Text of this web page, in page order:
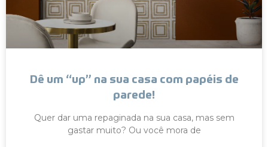
Dê um “up” na sua casa com papéis de
parede!
Quer dar uma repaginada na sua casa, mas sem
gastar muito? Ou você mora de